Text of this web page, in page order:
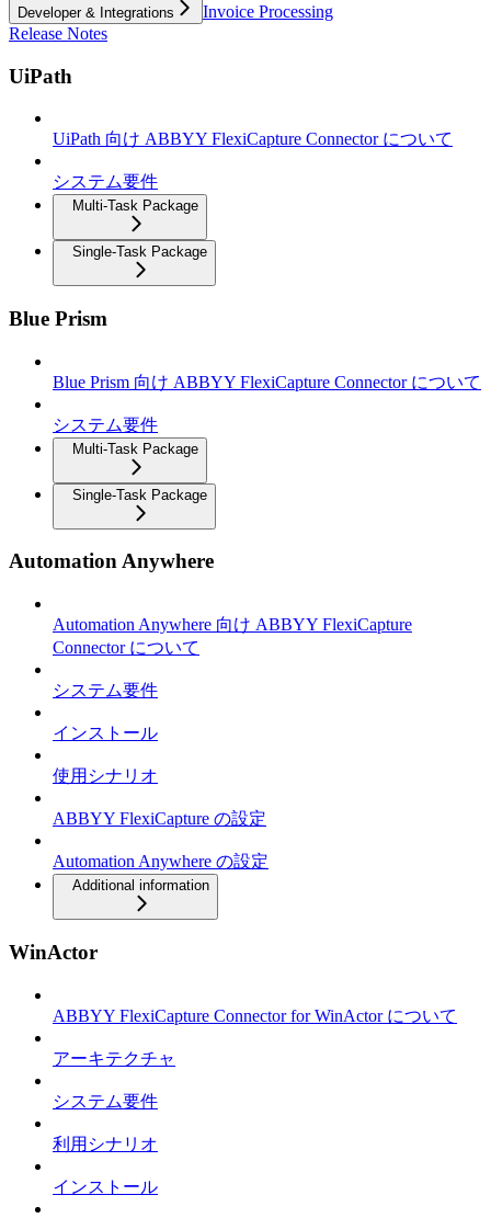
Developer & Integrations
Invoice Processing
Release Notes
UiPath
UiPath 向け ABBYY FlexiCapture Connector について
システム要件
Multi-Task Package
Single-Task Package
Blue Prism
Blue Prism 向け ABBYY FlexiCapture Connector について
システム要件
Multi-Task Package
Single-Task Package
Automation Anywhere
Automation Anywhere 向け ABBYY FlexiCapture
Connector について
システム要件
インストール
使用シナリオ
ABBYY FlexiCapture の設定
Automation Anywhere の設定
Additional information
WinActor
ABBYY FlexiCapture Connector for WinActor について
アーキテクチャ
システム要件
利用シナリオ
インストール